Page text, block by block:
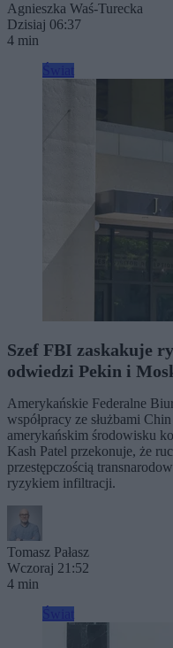
Agnieszka Waś-Turecka
Dzisiaj 06:37
4 min
Szef FBI zaskakuje
odwiedzi Pekin i
Amerykańskie Federalne
współpracy ze służbami
amerykańskim środowisku
Kash Patel przekonuje, że
przestępczością
ryzykiem infiltracji.
Tomasz Pałasz
Wczoraj 21:52
4 min